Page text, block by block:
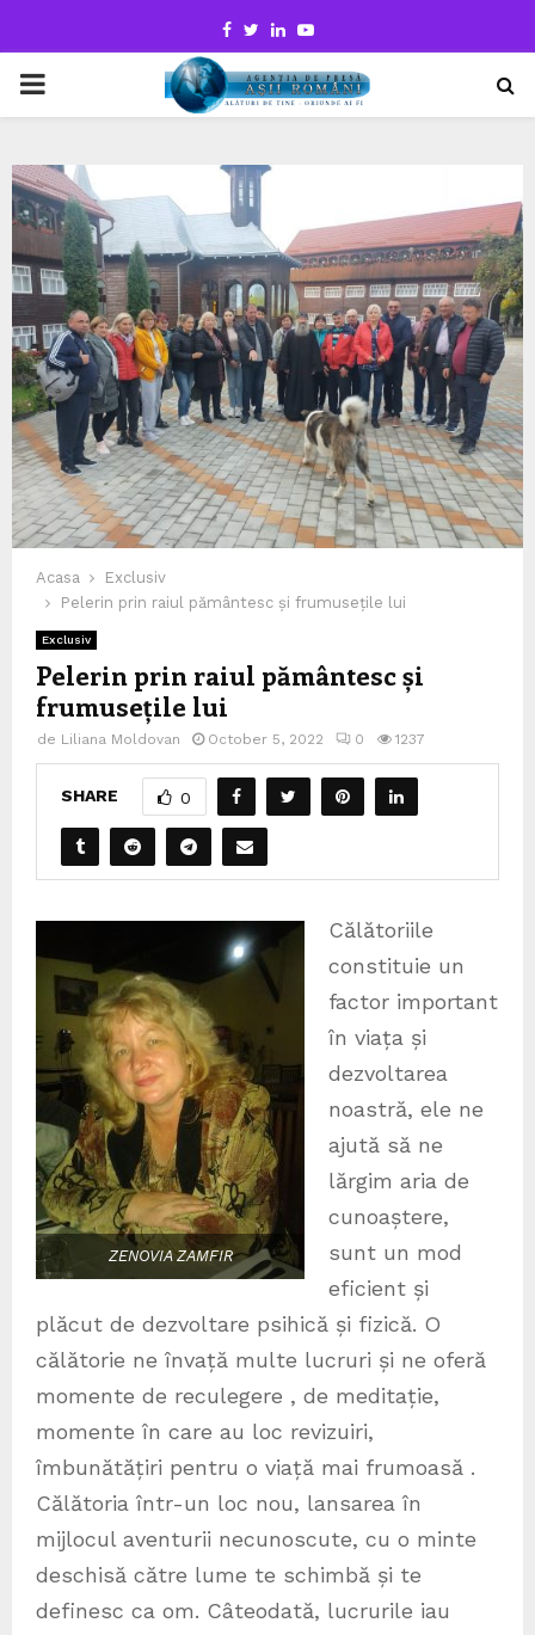
Facebook
TwitterLinkedinYoutube
PRIMARY
Acasa
Exclusiv
Pelerin prin raiul pământesc și frumusețile lui
Exclusiv
Pelerin prin raiul pământesc și
frumusețile lui
de Liliana Moldovan October 5, 2022 0 1237
SHARE 0
ZENOVIA ZAMFIR
Călătoriile
constituie un
factor important
în viața și
dezvoltarea
noastră, ele ne
ajută să ne
lărgim aria de
cunoaștere,
sunt un mod
eficient și
plăcut de dezvoltare psihică și fizică. O
călătorie ne învață multe lucruri și ne oferă
momente de reculegere , de meditație,
momente în care au loc revizuiri,
îmbunătățiri pentru o viață mai frumoasă .
Călătoria într-un loc nou, lansarea în
mijlocul aventurii necunoscute, cu o minte
deschisă către lume te schimbă și te
definesc ca om. Câteodată, lucrurile iau